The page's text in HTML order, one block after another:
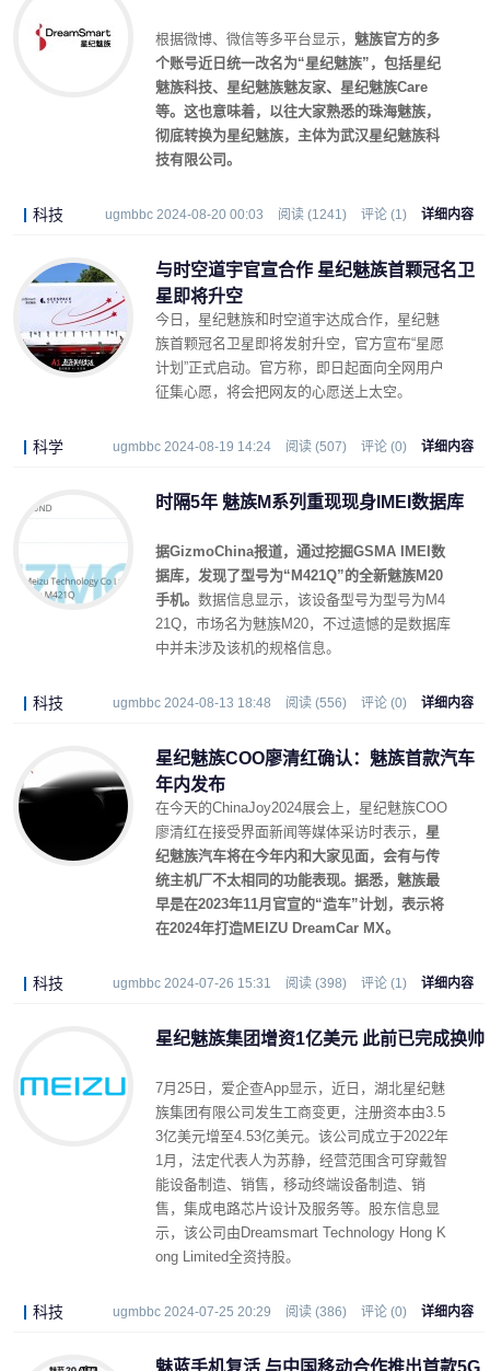
根据微博、微信等多平台显示， 魅族官方的多
个账号近日统一改名为“星纪魅族”，包括星纪
魅族科技、星纪魅族魅友家、星纪魅族Care
等。这也意味着，以往大家熟悉的珠海魅族，
彻底转换为星纪魅族，主体为武汉星纪魅族科
技有限公司。
科技 ugmbbc 2024-08-20 00:03 阅读 (1241) 评论 (1) 详细内容
与时空道宇官宣合作 星纪魅族首颗冠名卫
星即将升空
今日，星纪魅族和时空道宇达成合作，星纪魅
族首颗冠名卫星即将发射升空，官方宣布“星愿
计划”正式启动。官方称，即日起面向全网用户
征集心愿，将会把网友的心愿送上太空。
科学 ugmbbc 2024-08-19 14:24 阅读 (507) 评论 (0) 详细内容
时隔5年 魅族M系列重现现身IMEI数据库
据GizmoChina报道，通过挖掘GSMA IMEI数
据库，发现了型号为“M421Q”的全新魅族M20
手机。 数据信息显示，该设备型号为型号为M4
21Q，市场名为魅族M20，不过遗憾的是数据库
中并未涉及该机的规格信息。
科技 ugmbbc 2024-08-13 18:48 阅读 (556) 评论 (0) 详细内容
星纪魅族COO廖清红确认：魅族首款汽车
年内发布
在今天的ChinaJoy2024展会上，星纪魅族COO
廖清红在接受界面新闻等媒体采访时表示， 星
纪魅族汽车将在今年内和大家见面，会有与传
统主机厂不太相同的功能表现。据悉，魅族最
早是在2023年11月官宣的“造车”计划，表示将
在2024年打造MEIZU DreamCar MX。
科技 ugmbbc 2024-07-26 15:31 阅读 (398) 评论 (1) 详细内容
星纪魅族集团增资1亿美元 此前已完成换帅
7月25日，爱企查App显示，近日，湖北星纪魅
族集团有限公司发生工商变更，注册资本由3.5
3亿美元增至4.53亿美元。该公司成立于2022年
1月，法定代表人为苏静，经营范围含可穿戴智
能设备制造、销售，移动终端设备制造、销
售，集成电路芯片设计及服务等。股东信息显
示，该公司由Dreamsmart Technology Hong K
ong Limited全资持股。
科技 ugmbbc 2024-07-25 20:29 阅读 (386) 评论 (0) 详细内容
魅蓝手机复活 与中国移动合作推出首款5G